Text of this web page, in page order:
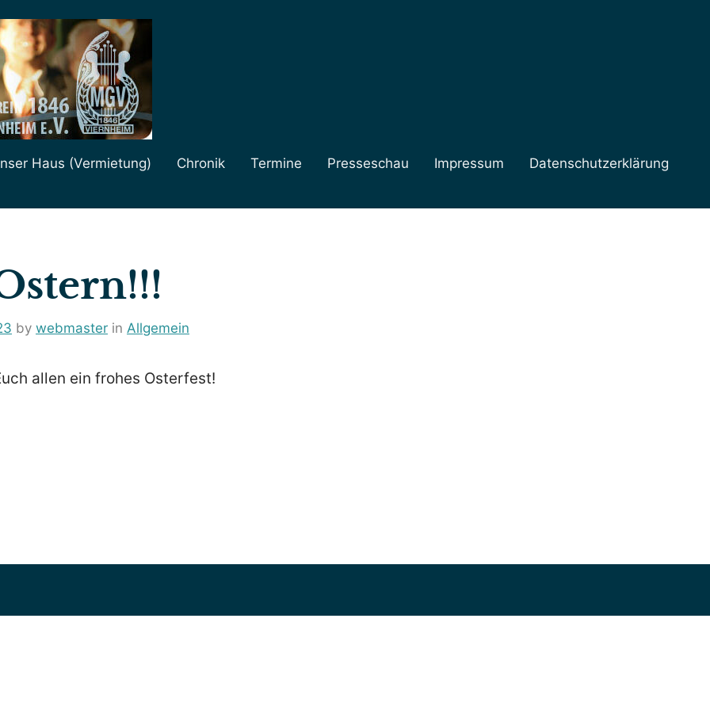
Haus (Vermietung) Chronik Termine Presseschau Impressum Datenschutzerklärung
by webmaster in Allgemein
allen ein frohes Osterfest!